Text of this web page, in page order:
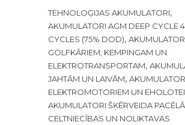
TEHNOLOĢIJAS AKUMULATORI,
AKUMULATORI AGM DEEP CYCLE
CYCLES (75% DOD),
GOLFKĀRIEM, KEMPINGAM UN
ELEKTROTRANSPORTAM,
JAHTĀM UN LAIVĀM,
ELEKTROMOTORIEM UN EHOLOTEI
AKUMULATORI ŠĶĒRVEIDA
CELTNIECĪBAS UN NOLIKTAVAS